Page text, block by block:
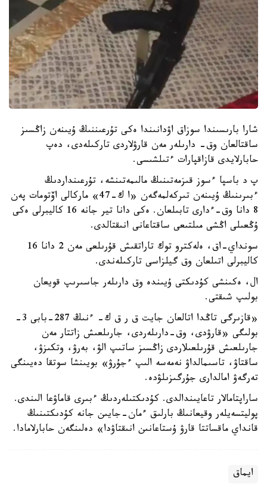
شارا بارىسىندا سوزاق اۋدانىندا ەكى تۇرعىننىڭ ۇيىنەن زاڭسىز
ساقتالعان وق- دارىلەر مەن قارۋلاردى تاركىلەدى، دەپ
حابارلايدى قازاقپارات ءتىلشىسى.
پ د باسپا ءسوز قىزمەتىنىڭ مالىمەتىنشە، تۇرعىنداردىڭ
ءبىرىنىڭ ۇيىنەن تىركەلمەگەن «ا ك-47» ماركالى اۆتومات پەن
8 دانا وق-ءدارى تابىلعان. ەكى دانا تير جانە 16 كاليبرلى ەكى
ۇڭعىلى اڭشى مىلتىعى ساقتاعانى انىقتالدى.
سونداي-اق، ەلەكترو توك تاراتقىش قۇرىلعى مەن 2 دانا 16
كاليبرلى اتىلعان وق گيلزاسى تاركىلەندى.
ال، ەكىنشى كۇدىكتى ۇيىندە وق دارىلەر جاسىرىپ قويعان
بولىپ شىقتى.
«قازىرگى تاڭدا اتالعان جايت ق ر ق ك- ءنىڭ 287-بابى 3-
بولىگى «قارۋدى، وق-دارىلەردى، جارىلعىش زاتتار مەن
جارىلعىش قۇرىلعىلاردى زاڭسىز ساتىپ الۋ، بەرۋ، وتكىزۋ،
ساقتاۋ، تاسىمالداۋ نەمەسە الىپ ءجۇرۋ» بويىنشا سوتقا دەيىنگى
تەرگەۋ امالدارى جۇرگىزىلۋدە.
ساراپتامالار تاعايىندالدى. كۇدىكتىلەردىڭ ءبىرى قاماۋعا الىندى.
پوليتسەيلەر وقيعانىڭ بارلىق ءمان-جايىن جانە كۇدىكتىنىڭ
قانداي ماقساتتا قارۋ ۇستاعانىن انىقتاۋدا» دەلىنگەن حابارلامادا.
ايماق